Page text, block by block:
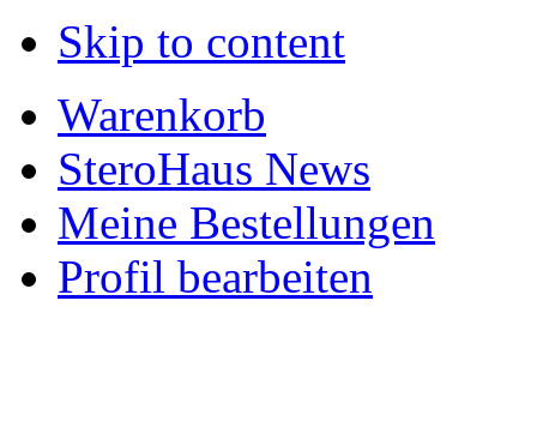
Skip to content
Warenkorb
SteroHaus News
Meine Bestellungen
Profil bearbeiten